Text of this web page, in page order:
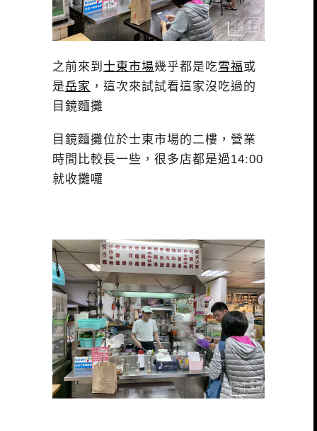
之前來到 士東市場幾乎都是吃雪福或
是岳家 ，這次來試試看這家沒吃過的
目鏡麵攤
目鏡麵攤位於士東市場的二樓，營業
時間比較長一些，很多店都是過14:00
就收攤囉